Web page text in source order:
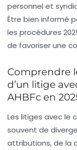
personnel et
Être bien informé
les procédures
de favoriser une
Comprendre
d’un litige
AHBFc en
Les litiges avec le
souvent de
attributions, de la